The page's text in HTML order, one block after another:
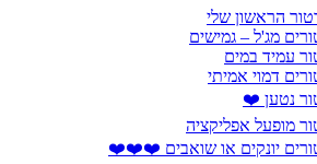
הראשון שלי
מג'ל – גמישים
עמיד במים
דמוי אמיתי
נטען ❤️
מופעל אפליקציה
יונקים או שואבים ❤️❤️❤️